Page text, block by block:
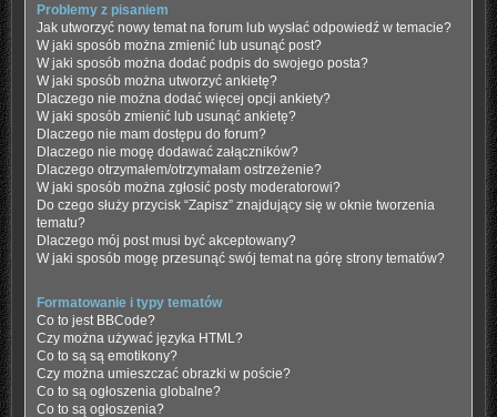
Problemy z pisaniem
Jak utworzyć nowy temat na forum lub wysłać odpowiedź w temacie?
W jaki sposób można zmienić lub usunąć post?
W jaki sposób można dodać podpis do swojego posta?
W jaki sposób można utworzyć ankietę?
Dlaczego nie można dodać więcej opcji ankiety?
W jaki sposób zmienić lub usunąć ankietę?
Dlaczego nie mam dostępu do forum?
Dlaczego nie mogę dodawać załączników?
Dlaczego otrzymałem/otrzymałam ostrzeżenie?
W jaki sposób można zgłosić posty moderatorowi?
Do czego służy przycisk “Zapisz” znajdujący się w oknie tworzenia
tematu?
Dlaczego mój post musi być akceptowany?
W jaki sposób mogę przesunąć swój temat na górę strony tematów?
Formatowanie i typy tematów
Co to jest BBCode?
Czy można używać języka HTML?
Co to są są emotikony?
Czy można umieszczać obrazki w poście?
Co to są ogłoszenia globalne?
Co to są ogłoszenia?